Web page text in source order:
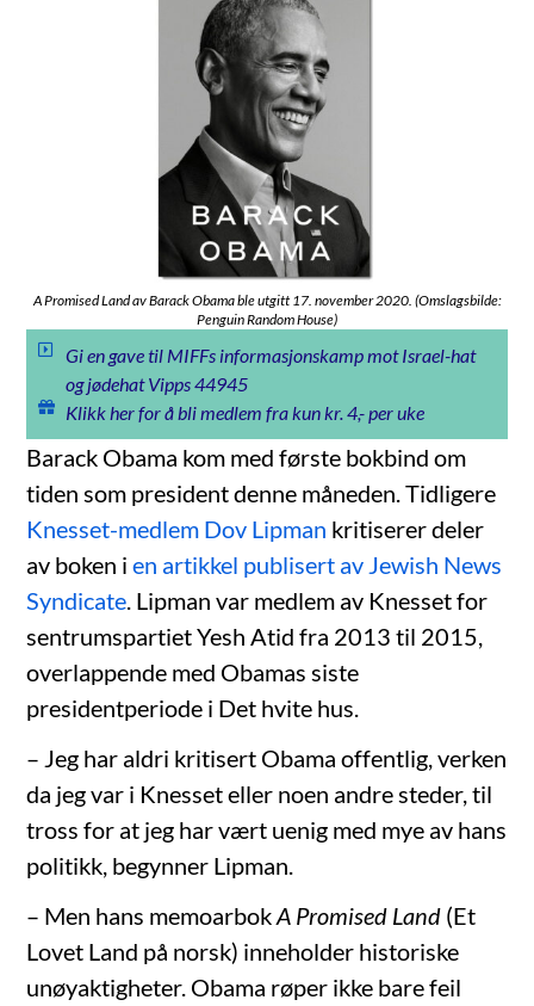
A Promised Land av Barack Obama ble utgitt 17. november 2020. (Omslagsbilde:
Penguin Random House)
Gi en gave til MIFFs informasjonskamp mot Israel-hat
og jødehat Vipps 44945
Klikk her for å bli medlem fra kun kr. 4,- per uke
Barack Obama kom med første bokbind om
tiden som president denne måneden. Tidligere
Knesset-medlem Dov Lipman kritiserer deler
av boken ien artikkel publisert av Jewish News
Syndicate . Lipman var medlem av Knesset for
sentrumspartiet Yesh Atid fra 2013 til 2015,
overlappende med Obamas siste
presidentperiode i Det hvite hus.
– Jeg har aldri kritisert Obama offentlig, verken
da jeg var i Knesset eller noen andre steder, til
tross for at jeg har vært uenig med mye av hans
politikk, begynner Lipman.
– Men hans memoarbokA Promised Land (Et
Lovet Land på norsk) inneholder historiske
unøyaktigheter. Obama røper ikke bare feil